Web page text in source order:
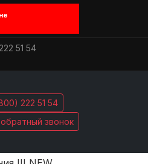
51 54
222 51 54
звонок